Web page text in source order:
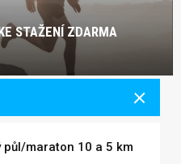
STAŽENÍ ZDARMA
půl/maraton 10 a 5 km